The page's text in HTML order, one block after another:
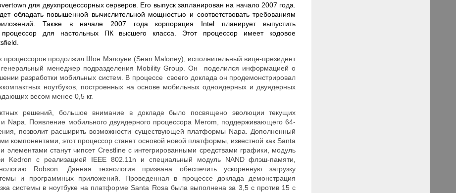
для двухпроцессорных серверов. Его выпуск запланирован на начало 2007 года.
обладать повышенной вычислительной мощностью и соответствовать требованиям
Также в начале 2007 года корпорация Intel планирует выпустить
процессор для настольных ПК высшего класса. Этот процессор имеет кодовое
процессоров продолжил Шон Мэлоуни (Sean Maloney), исполнительный вице-президент
менеджер подразделения Mobility Group. Он поделился информацией о
разработки мобильных систем. В процессе своего доклада он продемонстрировал
ноутбуков, построенных на основе мобильных одноядерных и двуядерных
весом менее 0,5 кг.
решений, большое внимание в докладе было посвящено эволюции текущих
и Napa . Появление мобильного двуядерного процессора Merom , поддерживающего 64-
позволит расширить возможности существующей платформы Napa . Дополненный
компонентами, этот процессор станет основой новой платформы, известной как Santa
элементами станут чипсет Crestline с интегрированными средствами графики, модуль
Kedron с реализацией IEEE 802.11n и специальный модуль NANDфлэш-памяти,
Robson . Данная технология призвана обеспечить ускоренную загрузку
и программных приложений. Проведенная в процессе доклада демонстрация
системы в ноутбуке на платформе Santa Rosa была выполнена за 3,5 cпротив 15 с